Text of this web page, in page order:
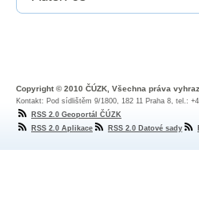
Copyright © 2010 ČÚZK, Všechna práva
Kontakt: Pod sídlištěm 9/1800, 182 11 Praha 8, tel.:
RSS 2.0 Geoportál ČÚZK
RSS 2.0 Aplikace
RSS 2.0 Datové sady